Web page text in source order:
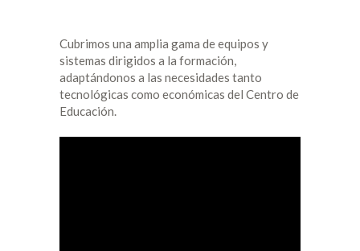
Cubrimos una amplia gama de equipos y
sistemas dirigidos a la formación,
adaptándonos a las necesidades tanto
tecnológicas como económicas del Centro de
Educación.